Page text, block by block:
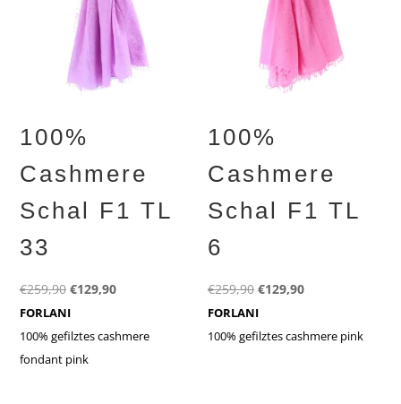
100%
Cashmere
Schal F1 TL
33
€259,90 Ursprünglicher
Preis
war:
€259,90
€129,90Aktueller
ist:
FORLANI
100% gefilztes cashmere
fondant pink
100%
Cashmere
Schal F1 TL
6
€259,90 Ursprünglicher
Preis
war:
€129,90Aktueller
ist:
FORLANI
100% gefilztes cashmere pink